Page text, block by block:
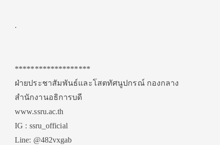
.
*******************
ฝ่ายประชาสัมพันธ์และโสตทัศนูปกรณ์ กองกลาง
สำนักงานอธิการบดี
www.ssru.ac.th
IG : ssru_official
Line: @482vxgab